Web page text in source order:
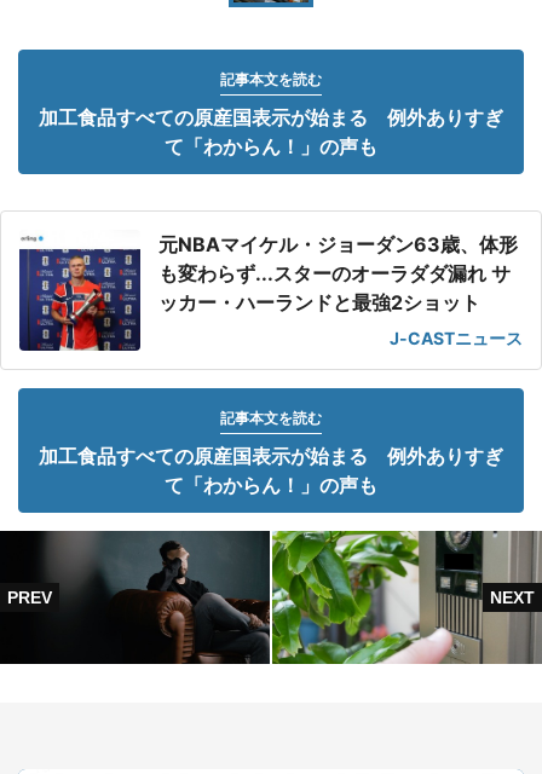
記事本文を読む
加工食品すべての原産国表示が始まる 例外ありすぎ
て「わからん！」の声も
元NBAマイケル・ジョーダン63歳、体形
も変わらず...スターのオーラダダ漏れ サ
ッカー・ハーランドと最強2ショット
J-CASTニュース
記事本文を読む
加工食品すべての原産国表示が始まる 例外ありすぎ
て「わからん！」の声も